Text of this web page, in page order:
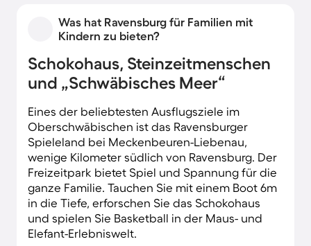
Was hat Ravensburg für Familien mit
Kindern zu bieten?
Schokohaus, Steinzeitmenschen
und „Schwäbisches Meer“
Eines der beliebtesten Ausflugsziele im
Oberschwäbischen ist das Ravensburger
Spieleland bei Meckenbeuren-Liebenau,
wenige Kilometer südlich von Ravensburg. Der
Freizeitpark bietet Spiel und Spannung für die
ganze Familie. Tauchen Sie mit einem Boot 6m
in die Tiefe, erforschen Sie das Schokohaus
und spielen Sie Basketball in der Maus- und
Elefant-Erlebniswelt.